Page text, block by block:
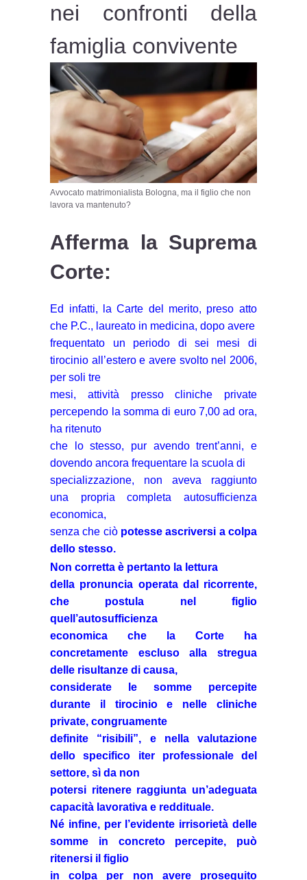
nei confronti della
famiglia convivente
Avvocato matrimonialista Bologna, ma il figlio che non
lavora va mantenuto?
Afferma la Suprema
Corte:
Ed infatti, la Carte del merito, preso atto
che P.C., laureato in medicina, dopo avere
frequentato un periodo di sei mesi di
tirocinio all’estero e avere svolto nel 2006,
per soli tre
mesi, attività presso cliniche private
percependo la somma di euro 7,00 ad ora,
ha ritenuto
che lo stesso, pur avendo trent’anni, e
dovendo ancora frequentare la scuola di
specializzazione, non aveva raggiunto
una propria completa autosufficienza
economica,
senza che ciò potesse ascriversi a colpa
dello stesso.
Non corretta è pertanto la lettura
della pronuncia operata dal ricorrente,
che postula nel figlio
quell’autosufficienza
economica che la Corte ha
concretamente escluso alla stregua
delle risultanze di causa,
considerate le somme percepite
durante il tirocinio e nelle cliniche
private, congruamente
definite “risibili”, e nella valutazione
dello specifico iter professionale del
settore, sì da non
potersi ritenere raggiunta un’adeguata
capacità lavorativa e reddituale.
Né infine, per l’evidente irrisorietà delle
somme in concreto percepite, può
ritenersi il figlio
in colpa per non avere proseguito